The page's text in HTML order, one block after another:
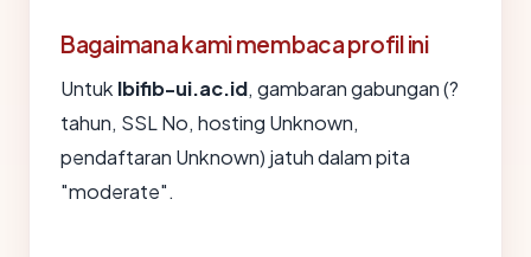
Bagaimana kami membaca profil ini
Untuk lbifib-ui.ac.id, gambaran gabungan (?
tahun, SSL No, hosting Unknown,
pendaftaran Unknown) jatuh dalam pita
"moderate".